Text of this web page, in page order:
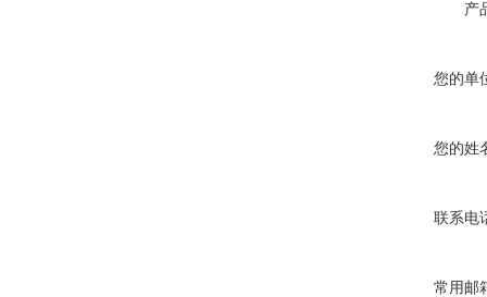
产
您的单
您的姓
联系电
常用邮